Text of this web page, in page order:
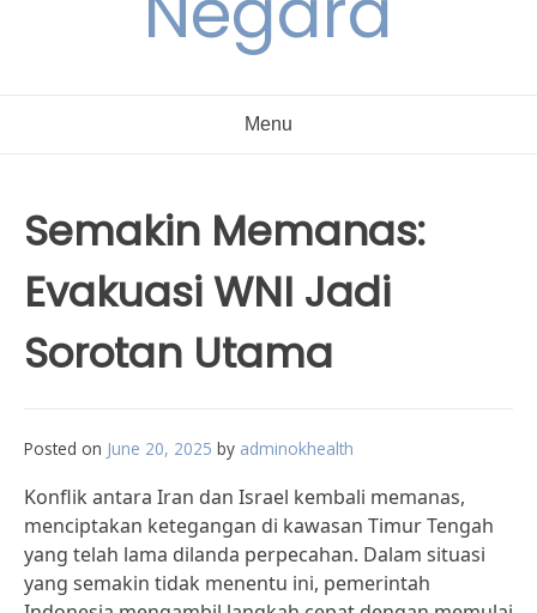
Menu
Semakin Memanas:
Evakuasi WNI Jadi
Sorotan Utama
Posted on June 20, 2025 by adminokhealth
Konflik antara Iran dan Israel kembali memanas,
menciptakan ketegangan di kawasan Timur Tengah
yang telah lama dilanda perpecahan. Dalam situasi
yang semakin tidak menentu ini, pemerintah